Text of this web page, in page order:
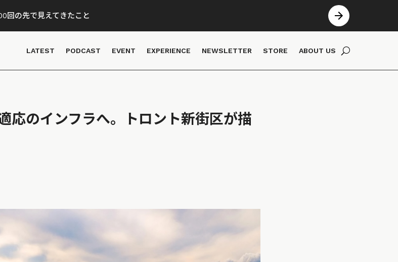
回の先で見えてきたこと
LATEST PODCAST EVENT EXPERIENCE NEWSLETTER STORE ABOUT US
応のインフラへ。トロント新街区が描